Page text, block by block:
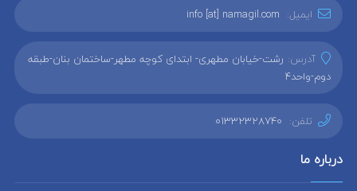
ایمیل: info [at] namagil.com
آدرس: رشت-خیابان مطهری- ابتدای کوچه مطهر-ساختمان بنان-طبقه
دوم-واحد4
تلفن: 01332328740
درباره ما